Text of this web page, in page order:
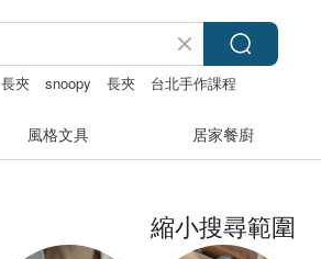
長夾 snoopy 長夾 台北手作課程
風格文具 居家餐廚
縮小搜尋範圍